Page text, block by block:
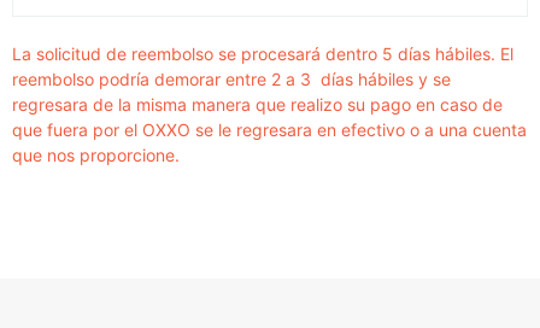
La solicitud de reembolso se procesará dentro 5 días hábiles. El
reembolso podría demorar entre 2 a 3 días hábiles y se
regresara de la misma manera que realizo su pago en caso de
que fuera por el OXXO se le regresara en efectivo o a una cuenta
que nos proporcione.